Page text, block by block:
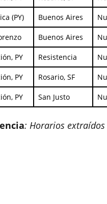
(PY) Buenos Aires
Buenos Aires
PY Resistencia
PY Rosario, SF
PY San Justo
: Horarios